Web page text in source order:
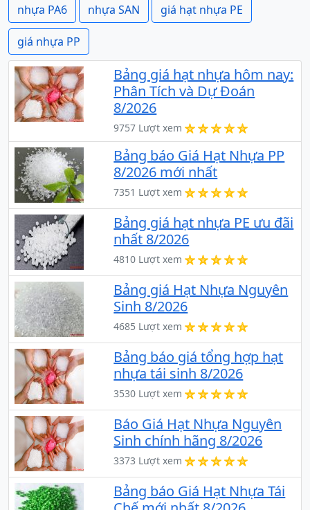
nhựa PA6 nhựa SAN giá hạt nhựa PE
giá nhựa PP
Bảng giá hạt nhựa hôm nay:
Phân Tích và Dự Đoán
8/2026
9757 Lượt xem
Bảng báo Giá Hạt Nhựa PP
8/2026 mới nhất
7351 Lượt xem
Bảng giá hạt nhựa PE ưu đãi
nhất 8/2026
4810 Lượt xem
Bảng giá Hạt Nhựa Nguyên
Sinh 8/2026
4685 Lượt xem
Bảng báo giá tổng hợp hạt
nhựa tái sinh 8/2026
3530 Lượt xem
Báo Giá Hạt Nhựa Nguyên
Sinh chính hãng 8/2026
3373 Lượt xem
Bảng báo Giá Hạt Nhựa Tái